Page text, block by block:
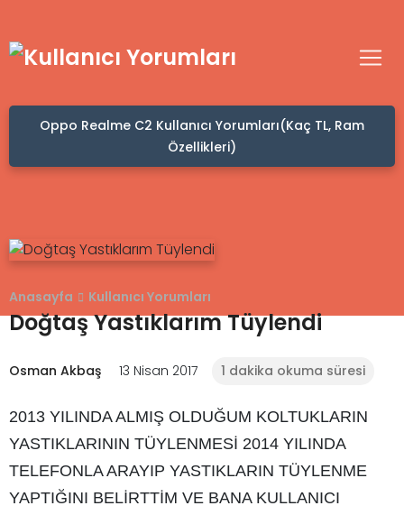
Oppo Realme C2 Kullanıcı Yorumları(Kaç TL, Ram
Özellikleri)
Anasayfa Kullanıcı Yorumları
Doğtaş Yastıklarım Tüylendi
Osman Akbaş 13 Nisan 2017 1 dakika okuma süresi
2013 YILINDA ALMIŞ OLDUĞUM KOLTUKLARIN
YASTIKLARININ TÜYLENMESİ 2014 YILINDA
TELEFONLA ARAYIP YASTIKLARIN TÜYLENME
YAPTIĞINI BELİRTTİM VE BANA KULLANICI